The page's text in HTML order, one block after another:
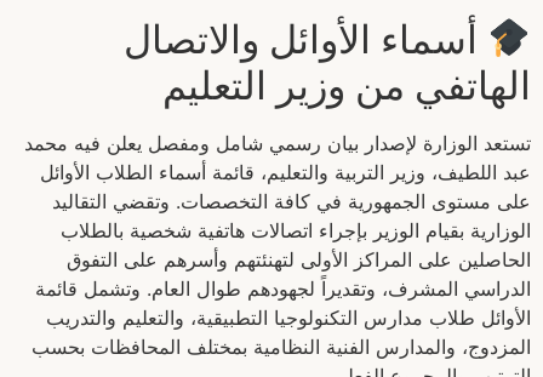
أسماء الأوائل والاتصال
الهاتفي من وزير التعليم
تستعد الوزارة لإصدار بيان رسمي شامل ومفصل يعلن فيه محمد
عبد اللطيف، وزير التربية والتعليم، قائمة أسماء الطلاب الأوائل
على مستوى الجمهورية في كافة التخصصات. وتقضي التقاليد
الوزارية بقيام الوزير بإجراء اتصالات هاتفية شخصية بالطلاب
الحاصلين على المراكز الأولى لتهنئتهم وأسرهم على التفوق
الدراسي المشرف، وتقديراً لجهودهم طوال العام. وتشمل قائمة
الأوائل طلاب مدارس التكنولوجيا التطبيقية، والتعليم والتدريب
المزدوج، والمدارس الفنية النظامية بمختلف المحافظات بحسب